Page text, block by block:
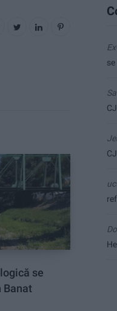
se
Banat